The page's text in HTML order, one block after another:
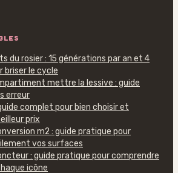
du rosier : 15 générations par an et 4
briser le cycle
mettre la lessive : guide
erreur
complet pour bien choisir et
prix
m2 : guide pratique pour
vos surfaces
: guide pratique pour comprendre
icône